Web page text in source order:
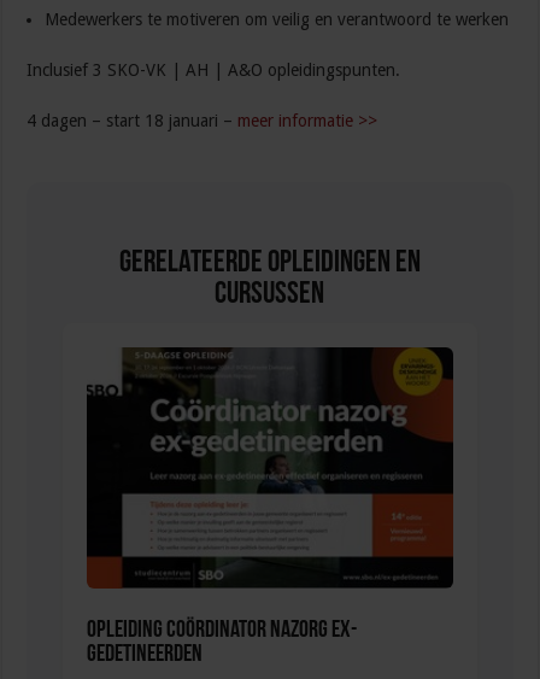
Medewerkers te motiveren om veilig en verantwoord te werken
Inclusief 3 SKO-VK | AH | A&O opleidingspunten.
4 dagen – start 18 januari – meer informatie >>
Gerelateerde Opleidingen en
Cursussen
Opleiding Coördinator nazorg ex-
gedetineerden